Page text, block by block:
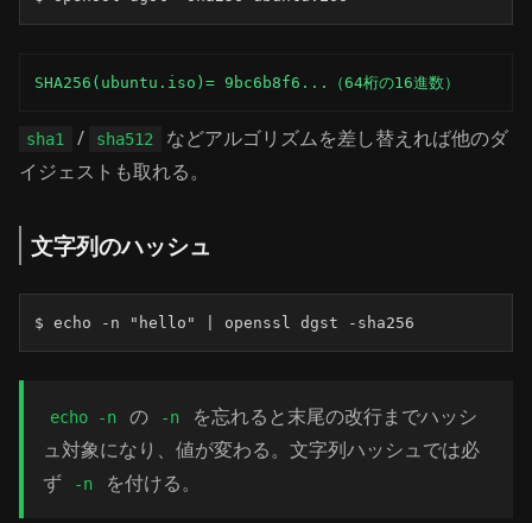
SHA256(ubuntu.iso)= 9bc6b8f6...（64桁の16進数）
sha1 / sha512
などアルゴリズムを差し替えれば他のダ
イジェストも取れる。
文字列のハッシュ
$ echo -n "hello" | openssl dgst -sha256
echo -n の -n
を忘れると末尾の改行までハッシ
ュ対象になり、値が変わる。文字列ハッシュでは必
ず
-n を付ける。